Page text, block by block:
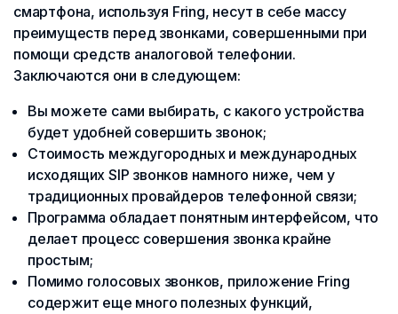
смартфона, используя Fring, несут в себе массу
преимуществ перед звонками, совершенными при
помощи средств аналоговой телефонии.
Заключаются они в следующем:
Вы можете сами выбирать, с какого устройства
будет удобней совершить звонок;
Стоимость междугородных и международных
исходящих SIP звонков намного ниже, чем у
традиционных провайдеров телефонной связи;
Программа обладает понятным интерфейсом, что
делает процесс совершения звонка крайне
простым;
Помимо голосовых звонков, приложение Fring
содержит еще много полезных функций,